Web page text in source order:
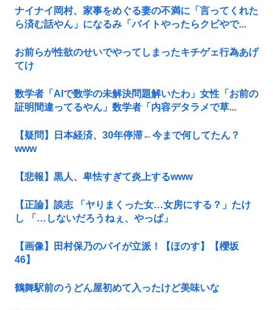
ナイナイ岡村、家事をめぐる妻の不満に「言ってくれた
ら済む話やん」になるみ「バイトやったらクビやで...
お前らが性欲のせいでやってしまったキチゲェ行為あげ
てけ
数学者「AIで数学の未解決問題解いたわ」女性「お前の
証明間違ってるやん」数学者「内容デタラメで草...
【疑問】日本経済、30年停滞←今まで何してたん？
www
【悲報】黒人、卑怯すぎて炎上するwww
【正論】談志 「ヤりまくった女…女房にする？」たけ
し 「…しないだろうねぇ、やっぱ」
【画像】田村保乃のパイが立派！【ほのす】【櫻坂
46】
鶴舞駅前のうどん屋初めて入ったけど美味いな